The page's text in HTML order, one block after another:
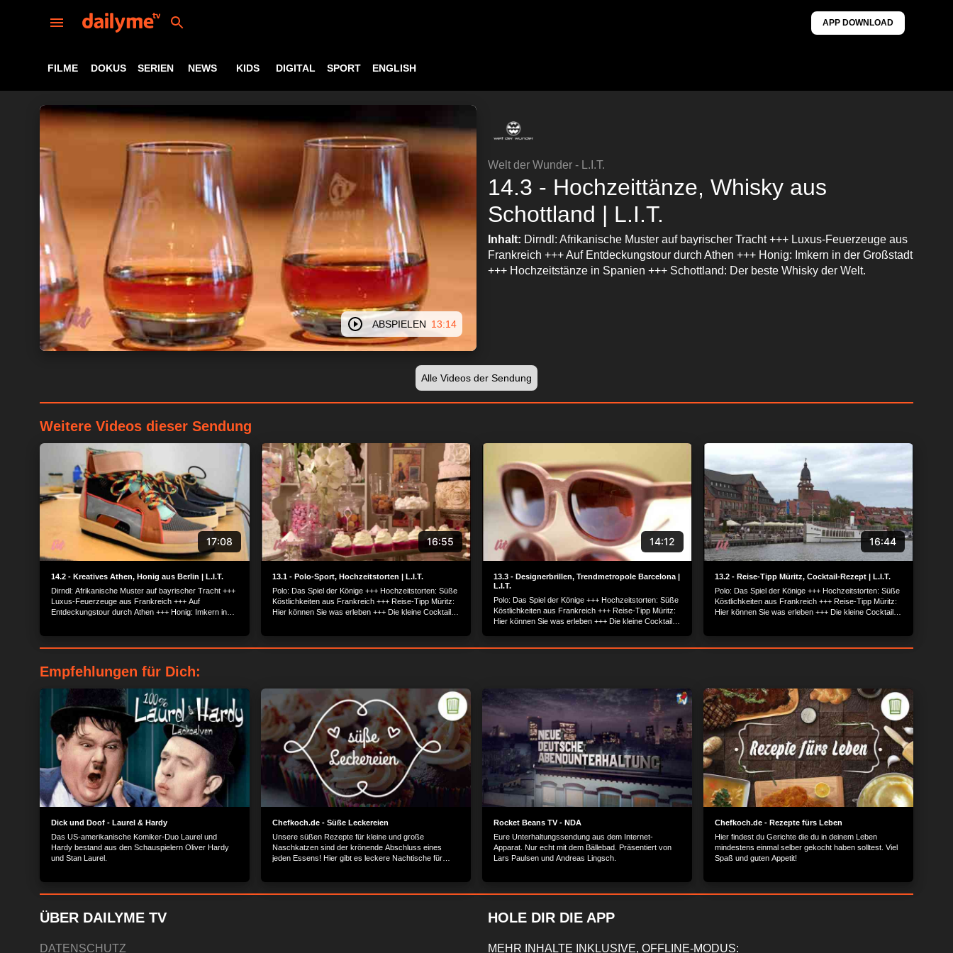
APP DOWNLOAD
FILME DOKUS SERIEN NEWS KIDS DIGITAL SPORT ENGLISH
ABSPIELEN 13:14
Welt der Wunder - L.I.T.
14.3 - Hochzeittänze, Whisky aus
Schottland | L.I.T.
Inhalt: Dirndl: Afrikanische Muster auf bayrischer Tracht +++ Luxus-Feuerzeuge aus
Frankreich +++ Auf Entdeckungstour durch Athen +++ Honig: Imkern in der Großstadt
+++ Hochzeitstänze in Spanien +++ Schottland: Der beste Whisky der Welt.
Alle Videos der Sendung
Weitere Videos dieser Sendung
17:08
14.2 - Kreatives Athen, Honig aus Berlin | L.I.T.
Dirndl: Afrikanische Muster auf bayrischer Tracht +++
Luxus-Feuerzeuge aus Frankreich +++ Auf
Entdeckungstour durch Athen +++ Honig: Imkern in
16:55
13.1 - Polo-Sport, Hochzeitstorten | L.I.T.
Polo: Das Spiel der Könige +++ Hochzeitstorten: Süße
Köstlichkeiten aus Frankreich +++ Reise-Tipp Müritz:
Hier können Sie was erleben +++ Die kleine Cocktail-
14:12
13.3 - Designerbrillen, Trendmetropole Barcelona |
L.I.T.
Polo: Das Spiel der Könige +++ Hochzeitstorten: Süße
Köstlichkeiten aus Frankreich +++ Reise-Tipp Müritz:
Hier können Sie was erleben +++ Die kleine Cocktail-
16:44
13.2 - Reise-Tipp Müritz, Cocktail-Rezept | L.I.T.
Polo: Das Spiel der Könige +++ Hochzeitstorten: Süße
Köstlichkeiten aus Frankreich +++ Reise-Tipp Müritz:
Hier können Sie was erleben +++ Die kleine Cocktail-
Empfehlungen für Dich:
Dick und Doof - Laurel & Hardy
Das US-amerikanische Komiker-Duo Laurel und
Hardy bestand aus den Schauspielern Oliver Hardy
und Stan Laurel.
Chefkoch.de - Süße Leckereien
Unsere süßen Rezepte für kleine und große
Naschkatzen sind der krönende Abschluss eines
jeden Essens! Hier gibt es leckere Nachtische für
Rocket Beans TV - NDA
Eure Unterhaltungssendung aus dem Internet-
Apparat. Nur echt mit dem Bällebad. Präsentiert von
Lars Paulsen und Andreas Lingsch.
Chefkoch.de - Rezepte fürs Leben
Hier findest du Gerichte die du in deinem Leben
mindestens einmal selber gekocht haben solltest. Viel
Spaß und guten Appetit!
ÜBER DAILYME TV
DATENSCHUTZ
HOLE DIR DIE APP
MEHR INHALTE INKLUSIVE, OFFLINE-MODUS: